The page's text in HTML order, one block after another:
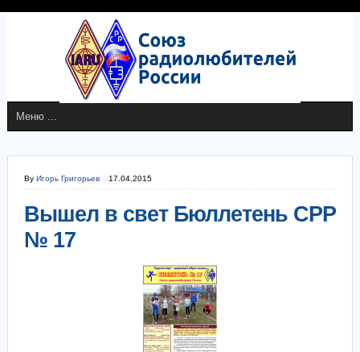
By Игорь Григорьев 17.04.2015
Вышел в свет Бюллетень СРР
№ 17